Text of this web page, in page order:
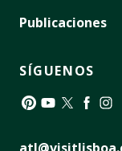
Publicaciones
SÍGUENOS